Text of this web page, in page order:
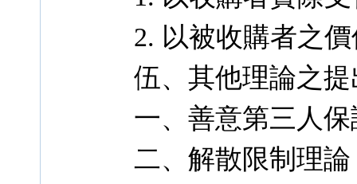
2. 以被收購者之
伍、其他理論之提
一、善意第三人
二、解散限制理論